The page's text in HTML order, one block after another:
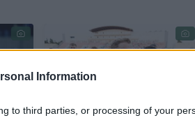
Information
to third parties, or processing of your